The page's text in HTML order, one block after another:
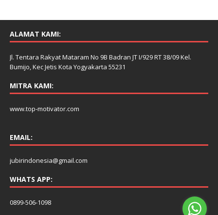
ALAMAT KAMI:
Jl. Tentara Rakyat Mataram No 9B Badran JT I/929 RT 38/09 Kel.
Bumijo, Kec Jetis Kota Yogyakarta 55231
MITRA KAMI:
www.top-motivator.com
EMAIL:
jubirindonesia@gmail.com
WHATS APP:
0899-506-1098